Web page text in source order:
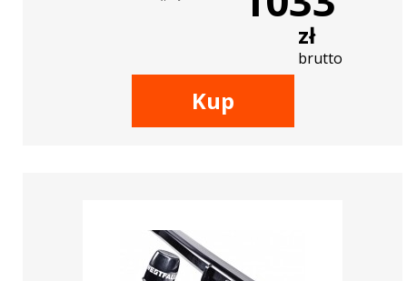
zł
brutto
Kup